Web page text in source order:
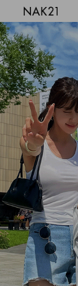
오늘출발 시